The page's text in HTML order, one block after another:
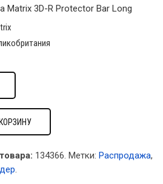
Matrix 3D-R Protector Bar Long
134366. Метки: Распродажа,
.